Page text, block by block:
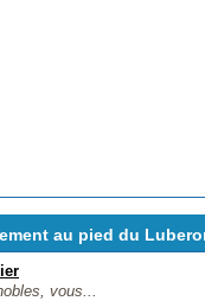
au pied du
vous...